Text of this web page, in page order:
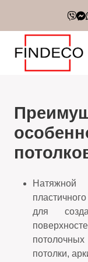
для
потолки,